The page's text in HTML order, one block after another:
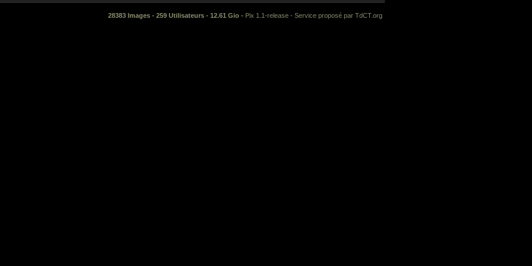
28383 Images - 259 Utilisateurs - 12.61 Gio - Pix 1.1-release - Service proposé par TdCT.org